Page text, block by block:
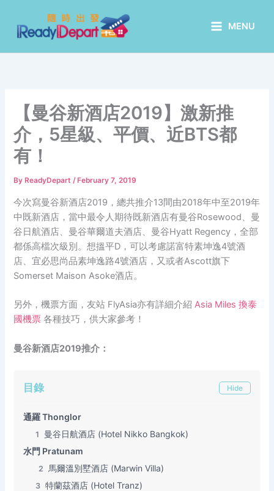
content
MENU
【曼谷新酒店2019】激新推
介，5星級、平價、近BTS都
有！
By ReadyDepart/ February 7, 2019
今次寫曼谷新酒店2019，總共推介13間由2018年中至2019年
中既新酒店，當中最令人期待既新酒店有曼谷Rosewood、曼
谷日航酒店、曼谷華爾道夫酒店、曼谷Hyatt Regency，全部
都係高檔次級別。想搵平D，可以考慮諾富特素坤逸4號酒
店、宜必思尚品素坤逸路4號酒店，又或者Ascott旗下
Somerset Maison Asoke酒店。
另外，機票方面，友站 FlyAsia亦有詳細介紹Asia Miles 換泰
國機票 各種技巧，供大家參考！
曼谷新酒店2019推介：
目錄 Hide
通羅 Thonglor
1
曼谷日航酒店 (Hotel Nikko Bangkok)
水門 Pratunam
2 馬爾溫別墅酒店 (Marwin Villa)
3 特蘭茲酒店 (Hotel Tranz)